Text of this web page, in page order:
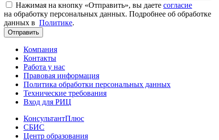
Нажимая на кнопку «Отправить», вы даете согласие
на обработку персональных данных. Подробнее об обработке
данных в Политике.
Отправить
Компания
Контакты
Работа у нас
Правовая информация
Политика обработки персональных данных
Технические требования
Вход для РИЦ
КонсультантПлюс
СБИС
Центр образования